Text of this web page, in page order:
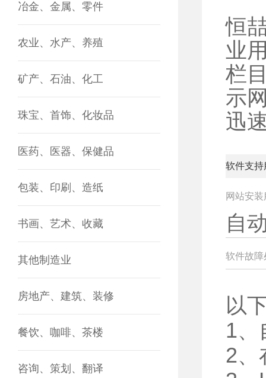
冶金、金属、零件
农业、水产、养殖
矿产、石油、化工
珠宝、首饰、化妆品
医药、医器、保健品
包装、印刷、造纸
书画、艺术、收藏
其他制造业
房地产、建筑、装修
餐饮、咖啡、茶楼
咨询、策划、翻译
恒
业
栏
示
迅
软件支持
网站安装
自
软件故障
以
1、
2、